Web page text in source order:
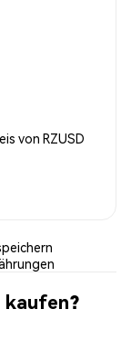
von RZUSD
kaufen?